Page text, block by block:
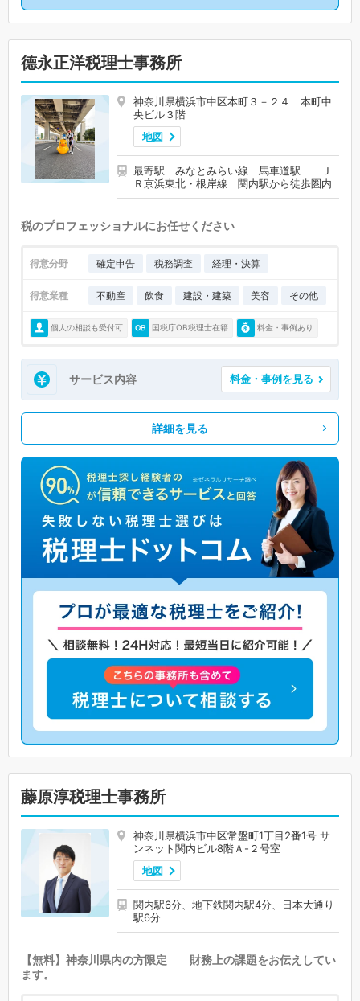
德永正洋税理士事務所
神奈川県横浜市中区本町３－２４ 本町中
央ビル３階
地図
最寄駅 みなとみらい線 馬車道駅 Ｊ
Ｒ京浜東北・根岸線 関内駅から徒歩圏内
税のプロフェッショナルにお任せください
得意分野 確定申告 税務調査 経理・決算
得意業種 不動産 飲食 建設・建築 美容 その他
個人の相談も受付可 国税庁OB税理士在籍 料金・事例あり
サービス内容 料金・事例を見る
詳細を見る
藤原淳税理士事務所
神奈川県横浜市中区常盤町1丁目2番1号 サ
ンネット関内ビル8階Ａ-２号室
地図
関内駅6分、地下鉄関内駅4分、日本大通り
駅6分
【無料】神奈川県内の方限定 財務上の課題をお伝えしてい
ます。